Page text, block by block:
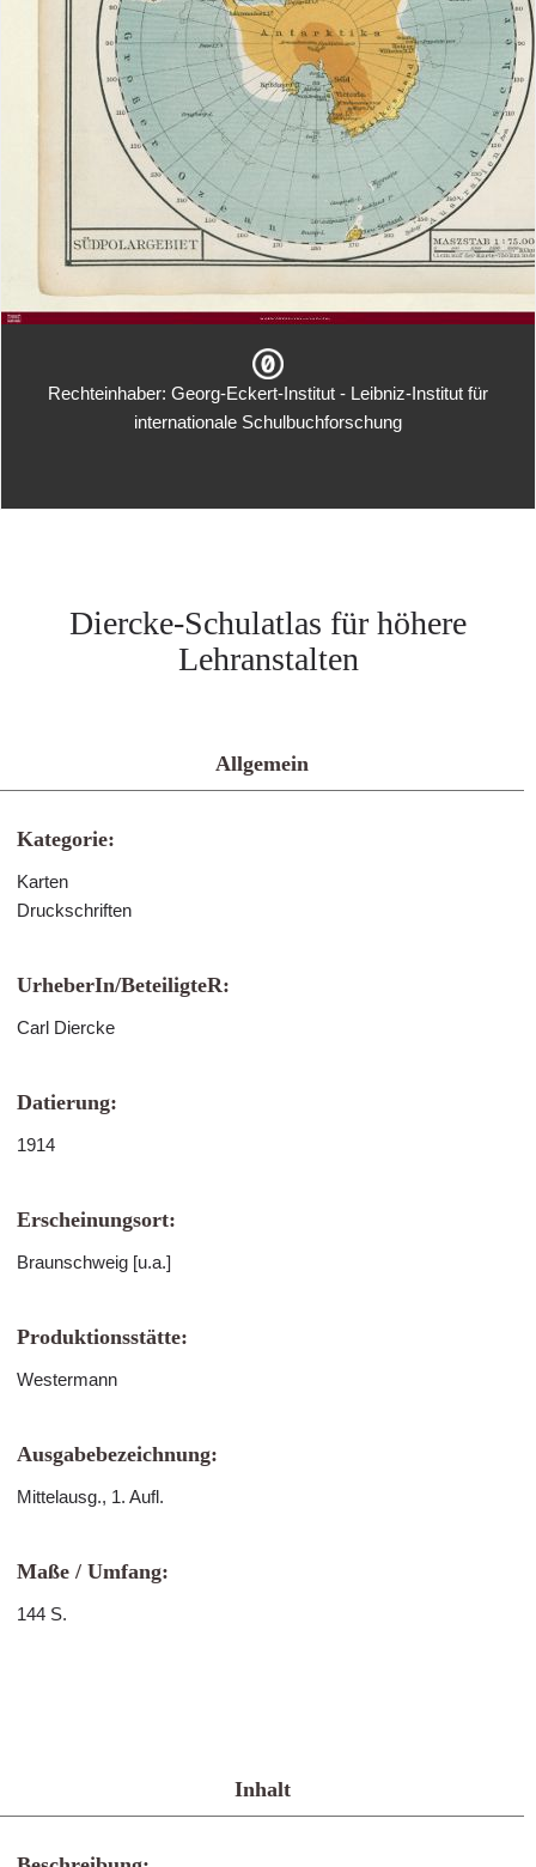
Rechteinhaber: Georg-Eckert-Institut - Leibniz-Institut für
internationale Schulbuchforschung
Diercke-Schulatlas für höhere
Lehranstalten
Allgemein
Kategorie:
Karten
Druckschriften
UrheberIn/BeteiligteR:
Carl Diercke
Datierung:
1914
Erscheinungsort:
Braunschweig [u.a.]
Produktionsstätte:
Westermann
Ausgabebezeichnung:
Mittelausg., 1. Aufl.
Maße / Umfang:
144 S.
Inhalt